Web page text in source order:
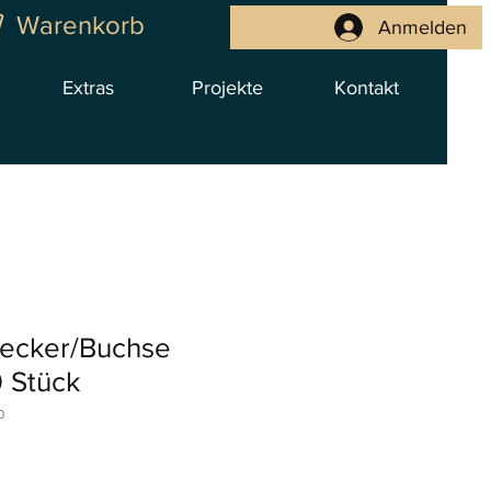
Anmelden
Extras Projekte Kontakt
Warenkorb
Buchse
Stück